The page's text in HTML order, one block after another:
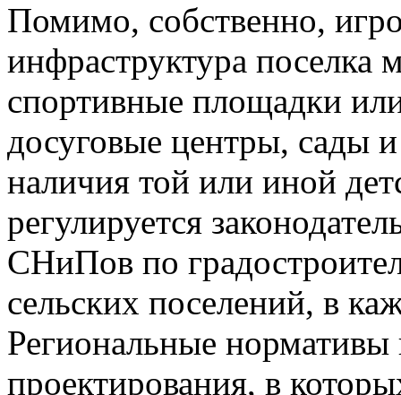
Помимо, собственно,
инфраструктура поселка
спортивные площадки
досуговые центры, сады
наличия той или иной
регулируется
СНиПов по
сельских поселений, в
Региональные нормативы
проектирования, в